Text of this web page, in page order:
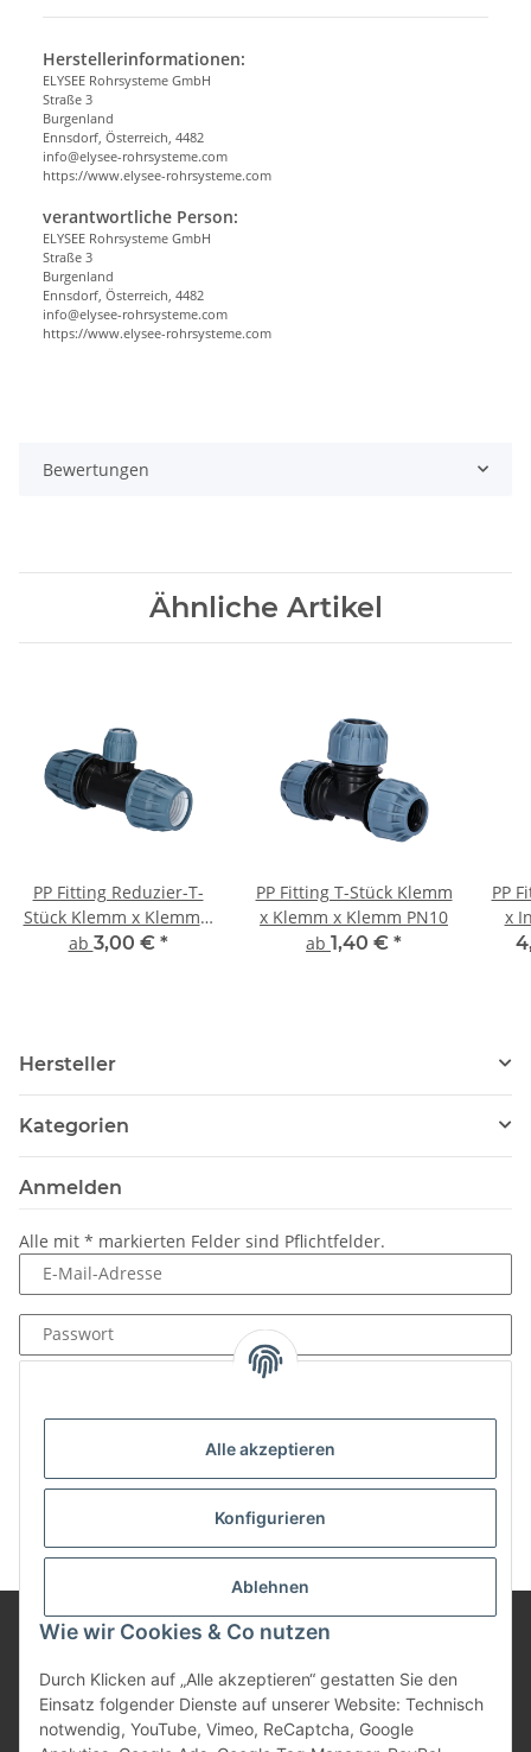
Alle akzeptieren
Konfigurieren
Ablehnen
Wie wir Cookies & Co nutzen
Durch Klicken auf „Alle akzeptieren“ gestatten Sie den
Einsatz folgender Dienste auf unserer Website: Technisch
notwendig, YouTube, Vimeo, ReCaptcha, Google
Herstellerinformationen:
ELYSEE Rohrsysteme GmbH
Straße 3
Burgenland
Ennsdorf, Österreich, 4482
info@elysee-rohrsysteme.com
https://www.elysee-rohrsysteme.com
verantwortliche Person:
ELYSEE Rohrsysteme GmbH
Straße 3
Burgenland
Ennsdorf, Österreich, 4482
info@elysee-rohrsysteme.com
https://www.elysee-rohrsysteme.com
Bewertungen
Ähnliche Artikel
PP Fitting Reduzier-T-
Stück Klemm x Klemm x
Klemm PN16 DVGW für
ab 3,00 € *
PP Fitting T-Stück Klemm
x Klemm x Klemm PN10
ab 1,40 € *
PP
x
Hersteller
Kategorien
Anmelden
Alle mit * markierten Felder sind Pflichtfelder.
E-Mail-Adresse
Passwort
Neu hier?Jetzt registrieren!
Informationen
Gesetzliche Informationen